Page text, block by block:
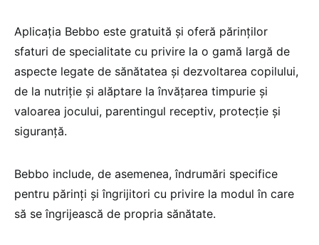
Aplicația Bebbo este gratuită și oferă părinților
sfaturi de specialitate cu privire la o gamă largă de
aspecte legate de sănătatea și dezvoltarea copilului,
de la nutriție și alăptare la învățarea timpurie și
valoarea jocului, parentingul receptiv, protecție și
siguranță.
Bebbo include, de asemenea, îndrumări specifice
pentru părinți și îngrijitori cu privire la modul în care
să se îngrijească de propria sănătate.